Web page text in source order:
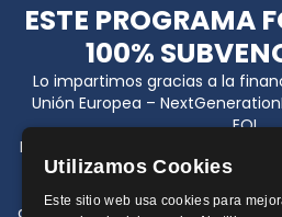
ESTE PROGRAMA
100%
Lo impartimos gracias a la
Unión Europea –
EOI.
El programa Generación Digital
parte del Plan Nacional de
enmarcado dentro del Plan de
del Gobierno de España y
Utilizamos Cookies
Este sitio web usa cookies para